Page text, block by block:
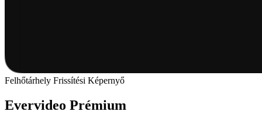
Felhőtárhely Frissítési Képernyő
Evervideo Prémium